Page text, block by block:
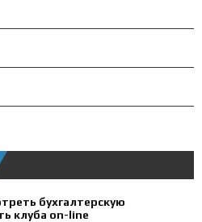
бухгалтерскую
клуба on-line